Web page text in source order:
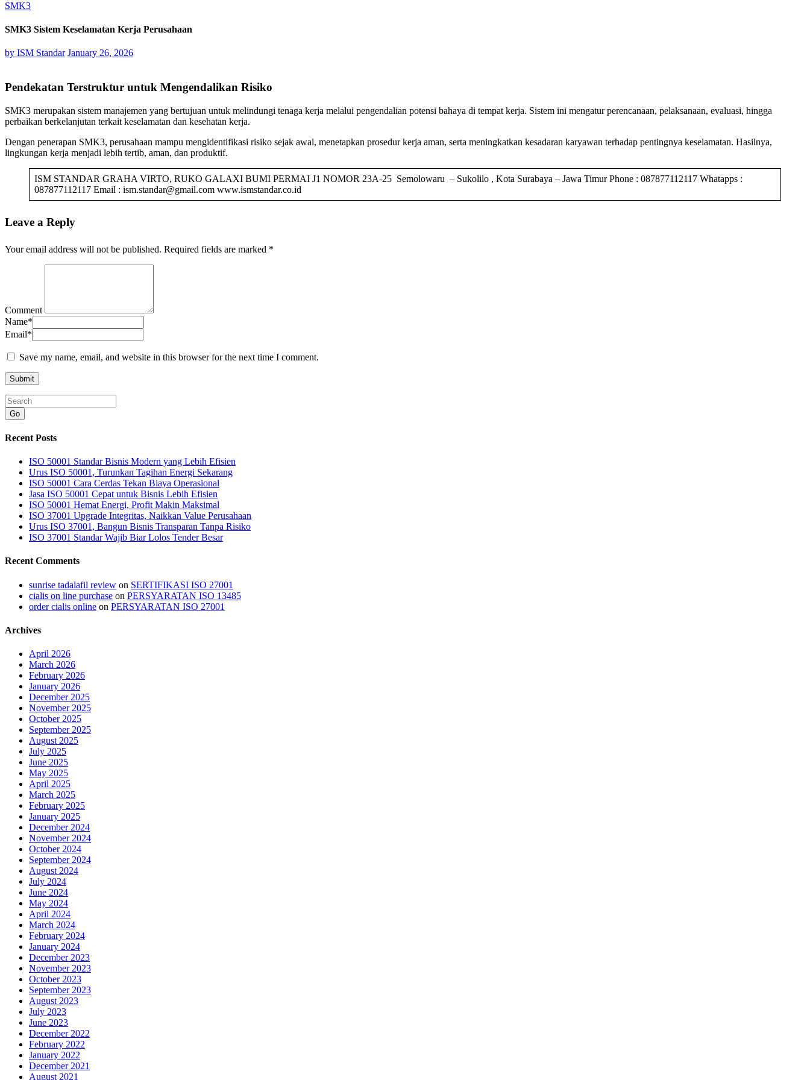
SMK3
SMK3 Sistem Keselamatan Kerja Perusahaan
by ISM Standar January 26, 2026
Pendekatan Terstruktur untuk Mengendalikan Risiko
SMK3 merupakan sistem manajemen yang bertujuan untuk melindungi tenaga kerja melalui pengendalian potensi bahaya di tempat kerja. Sistem ini mengatur perencanaan, pelaksanaan, evaluasi, hingga
perbaikan berkelanjutan terkait keselamatan dan kesehatan kerja.
Dengan penerapan SMK3, perusahaan mampu mengidentifikasi risiko sejak awal, menetapkan prosedur kerja aman, serta meningkatkan kesadaran karyawan terhadap pentingnya keselamatan. Hasilnya,
lingkungan kerja menjadi lebih tertib, aman, dan produktif.
ISM STANDAR GRAHA VIRTO, RUKO GALAXI BUMI PERMAI J1 NOMOR 23A-25 Semolowaru – Sukolilo , Kota Surabaya – Jawa Timur Phone : 087877112117 Whatapps :
087877112117 Email : ism.standar@gmail.com www.ismstandar.co.id
Leave a Reply
Your email address will not be published. Required fields are marked *
Comment
Name*
Email*
Save my name, email, and website in this browser for the next time I comment.
Go
Recent Posts
ISO 50001 Standar Bisnis Modern yang Lebih Efisien
Urus ISO 50001, Turunkan Tagihan Energi Sekarang
ISO 50001 Cara Cerdas Tekan Biaya Operasional
Jasa ISO 50001 Cepat untuk Bisnis Lebih Efisien
ISO 50001 Hemat Energi, Profit Makin Maksimal
ISO 37001 Upgrade Integritas, Naikkan Value Perusahaan
Urus ISO 37001, Bangun Bisnis Transparan Tanpa Risiko
ISO 37001 Standar Wajib Biar Lolos Tender Besar
Recent Comments
sunrise tadalafil review on SERTIFIKASI ISO 27001
cialis on line purchase on PERSYARATAN ISO 13485
order cialis online on PERSYARATAN ISO 27001
Archives
April 2026
March 2026
February 2026
January 2026
December 2025
November 2025
October 2025
September 2025
August 2025
July 2025
June 2025
May 2025
April 2025
March 2025
February 2025
January 2025
December 2024
November 2024
October 2024
September 2024
August 2024
July 2024
June 2024
May 2024
April 2024
March 2024
February 2024
January 2024
December 2023
November 2023
October 2023
September 2023
August 2023
July 2023
June 2023
December 2022
February 2022
January 2022
December 2021
August 2021